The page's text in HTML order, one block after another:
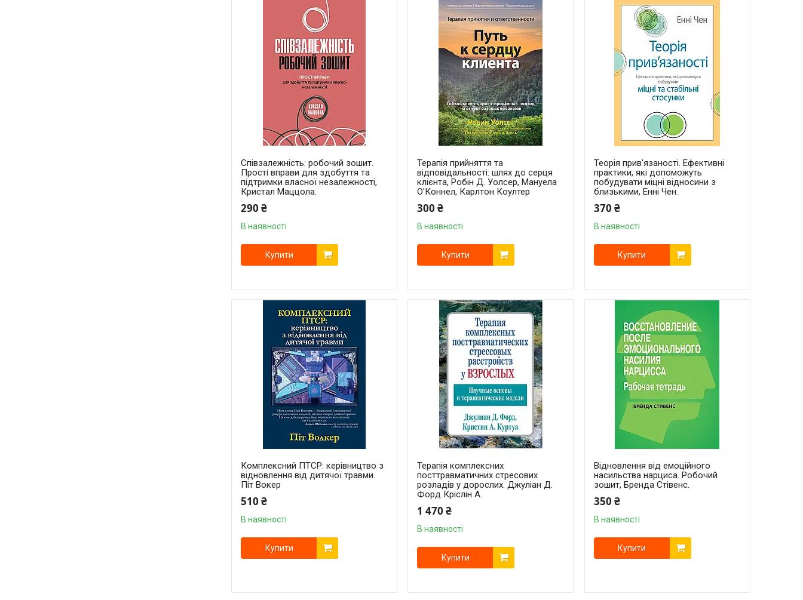
Співзалежність: робочий зошит.
Прості вправи для здобуття та
підтримки власної незалежності,
Кристал Маццола.
290 ₴
В наявності
Купити
Терапія прийняття та
відповідальності: шлях до серця
клієнта, Робін Д. Уолсер, Мануела
О'Коннел, Карлтон Коултер
300 ₴
В наявності
Купити
Теорія прив'язаності. Ефективні
практики, які допоможуть
побудувати міцні відносини з
близькими, Енні Чен.
370 ₴
В наявності
Купити
Комплексний ПТСР: керівництво з
відновлення від дитячої травми.
Піт Вокер
510 ₴
В наявності
Купити
Терапія комплексних
посттравматичних стресових
розладів у дорослих. Джуліан Д.
Форд Кріслін А.
1 470 ₴
В наявності
Купити
Відновлення від емоційного
насильства нарциса. Робочий
зошит, Бренда Стівенс.
350 ₴
В наявності
Купити